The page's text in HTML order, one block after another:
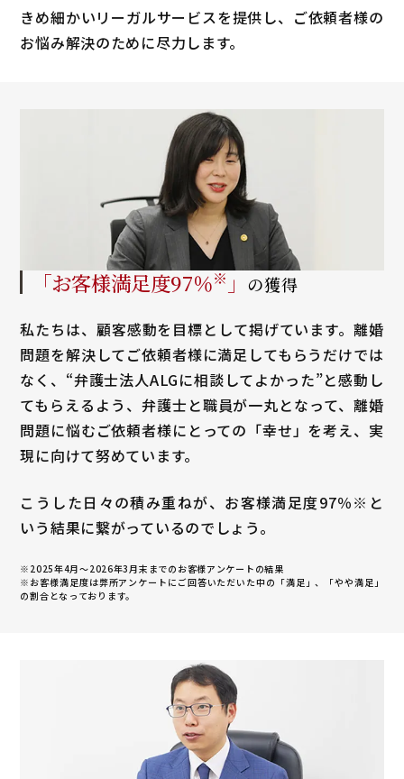
きめ細かいリーガルサービスを提供し、ご依頼者様の
お悩み解決のために尽力します。
「お客様満足度97％※ 」 の獲得
私たちは、顧客感動を目標として掲げています。離婚
問題を解決してご依頼者様に満足してもらうだけでは
なく、“弁護士法人ALGに相談してよかった”と感動し
てもらえるよう、弁護士と職員が一丸となって、離婚
問題に悩むご依頼者様にとっての「幸せ」を考え、実
現に向けて努めています。
こうした日々の積み重ねが、お客様満足度97％※と
いう結果に繋がっているのでしょう。
※2025年4月～2026年3月末までのお客様アンケートの結果
※お客様満足度は弊所アンケートにご回答いただいた中の「満足」、「やや満足」
の割合となっております。